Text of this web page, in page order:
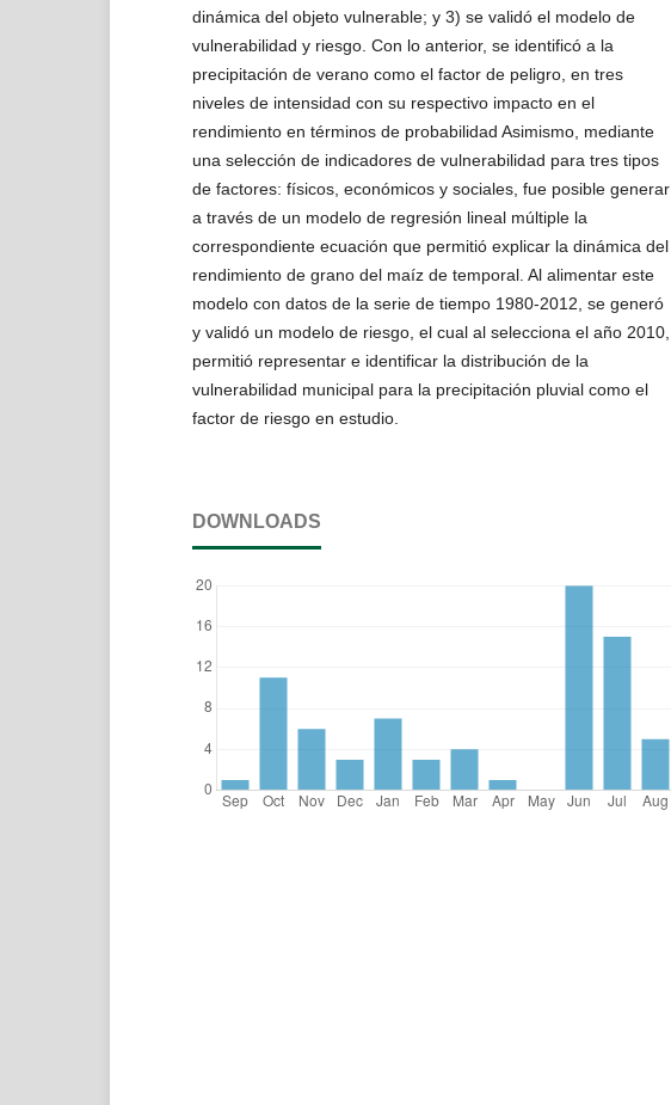
dinámica del objeto vulnerable; y 3) se validó el modelo de
vulnerabilidad y riesgo. Con lo anterior, se identificó a la
precipitación de verano como el factor de peligro, en tres
niveles de intensidad con su respectivo impacto en el
rendimiento en términos de probabilidad Asimismo, mediante
una selección de indicadores de vulnerabilidad para tres tipos
de factores: físicos, económicos y sociales, fue posible generar
a través de un modelo de regresión lineal múltiple la
correspondiente ecuación que permitió explicar la dinámica del
rendimiento de grano del maíz de temporal. Al alimentar este
modelo con datos de la serie de tiempo 1980-2012, se generó
y validó un modelo de riesgo, el cual al selecciona el año 2010,
permitió representar e identificar la distribución de la
vulnerabilidad municipal para la precipitación pluvial como el
factor de riesgo en estudio.
DOWNLOADS